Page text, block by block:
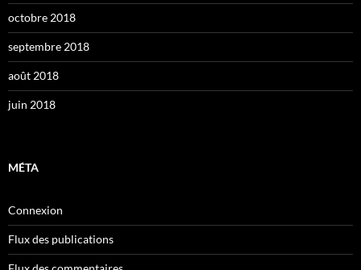
octobre 2018
septembre 2018
août 2018
juin 2018
MÉTA
Connexion
Flux des publications